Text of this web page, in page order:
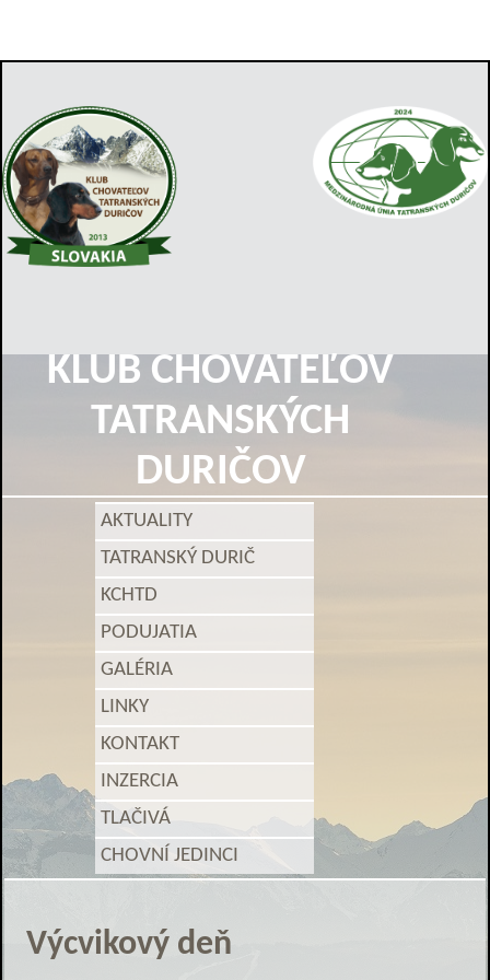
KLUB CHOVATEĽOV
TATRANSKÝCH
DURIČOV
AKTUALITY
TATRANSKÝ DURIČ
KCHTD
PODUJATIA
GALÉRIA
LINKY
KONTAKT
INZERCIA
TLAČIVÁ
CHOVNÍ JEDINCI
Výcvikový deň